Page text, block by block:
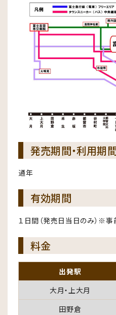
発売期間・利用期
通年
有効期間
１日間（発売日当日のみ）※
料金
出発駅
大月・上大月
田野倉